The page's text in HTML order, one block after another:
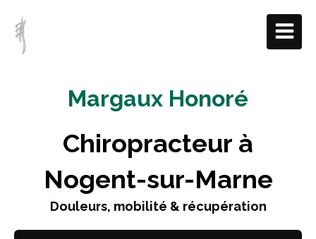
Margaux Honoré
Chiropracteur à
Nogent-sur-Marne
Douleurs, mobilité & récupération